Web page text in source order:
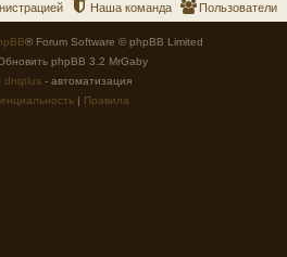
Пользователи
Наша команда
® Forum Software © phpBB Limited
phpBB 3.2 MrGaby
dntplus - автоматизация
| Правила